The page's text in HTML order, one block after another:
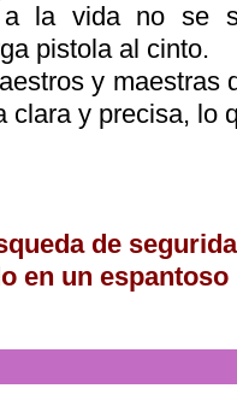
a la vida no se
pistola al cinto.
y maestras
clara y precisa, lo
de
en un